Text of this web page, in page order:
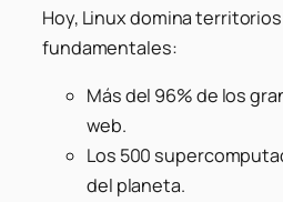
Hoy, Linux domina
fundamentales:
Más del 96% de los
web.
Los 500
del planeta.